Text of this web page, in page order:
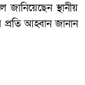
স্থানীয়
আহ্বান জানান